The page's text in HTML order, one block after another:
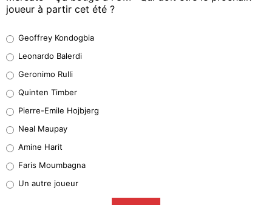
joueur à partir cet été ?
38%
32%
5%
1%
9%
Geoffrey Kondogbia
Leonardo Balerdi
Geronimo Rulli
Quinten Timber
Pierre-Emile Hojbjerg
Neal Maupay
Amine Harit
Faris Moumbagna
Un autre joueur